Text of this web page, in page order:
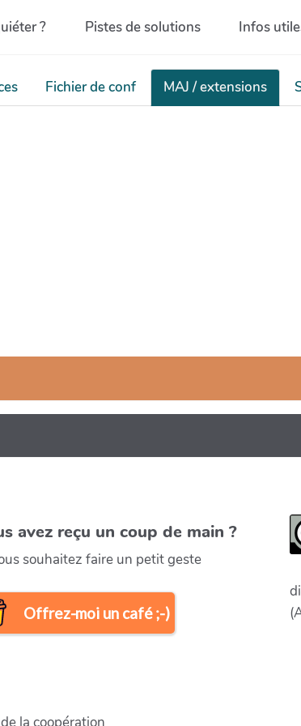
? Pistes de solutions Infos
Fichier de conf MAJ / extensions
avez reçu un coup de main ?
souhaitez faire un petit geste
Offrez-moi un café ;-)